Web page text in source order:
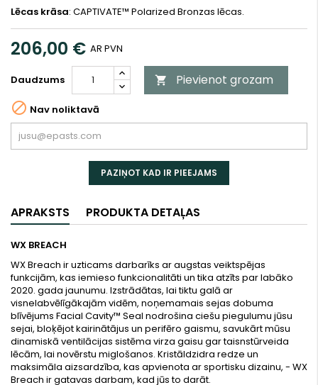
Lēcas krāsa: CAPTIVATE™ Polarized Bronzas lēcas.
206,00 € AR PVN
Daudzums  Pievienot grozam
 Nav noliktavā
PAZIŅOT KAD IR PIEEJAMS
APRAKSTS PRODUKTA DETAĻAS
WX BREACH
WX Breach ir uzticams darbarīks ar augstas veiktspējas
funkcijām, kas iemieso funkcionalitāti un tika atzīts par labāko
2020. gada jaunumu. Izstrādātas, lai tiktu galā ar
visnelabvēlīgākajām vidēm, noņemamais sejas dobuma
blīvējums Facial Cavity™ Seal nodrošina ciešu piegulumu jūsu
sejai, bloķējot kairinātājus un perifēro gaismu, savukārt mūsu
dinamiskā ventilācijas sistēma virza gaisu gar taisnstūrveida
lēcām, lai novērstu miglošanos. Kristāldzidra redze un
maksimāla aizsardzība, kas apvienota ar sportisku dizainu, - WX
Breach ir gatavas darbam, kad jūs to darāt.